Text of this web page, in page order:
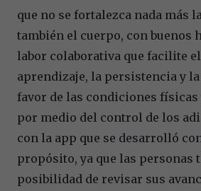
que no se fortalezca nada más
también el cuerpo, con buenos
labor colaborativa que facilite
aprendizaje, la persistencia y
favor de las condiciones físicas
por medio del control de los
con la app que se desarrolló
propósito, ya que las personas
posibilidad de revisar sus